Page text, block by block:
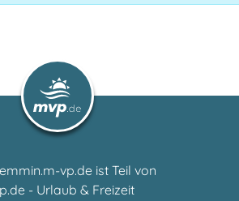
vp.de ist Teil von
- Urlaub & Freizeit